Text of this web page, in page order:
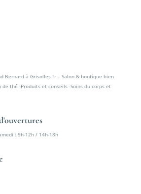
Bernard à Grisolles ✨ – Salon & boutique bien
de thé -Produits et conseils -Soins du corps et
: 9h-12h / 14h-18h